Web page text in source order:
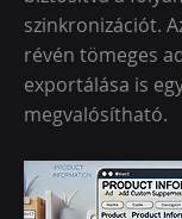
szinkronizációt.
révén tömeges
exportálása is
megvalósítható.